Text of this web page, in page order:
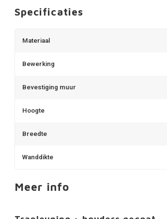
Specificaties
Materiaal
Bewerking
Bevestiging muur
Hoogte
Breedte
Wanddikte
Meer info